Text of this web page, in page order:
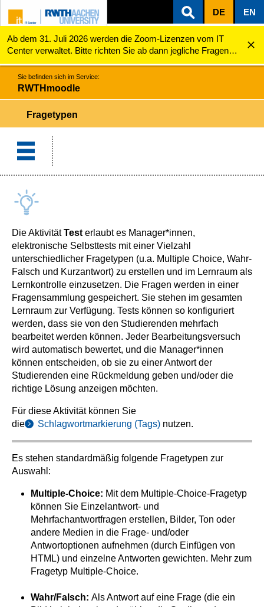
ZUM INHALTSBEREICH
ZUR HAUPTNAVIGATION
ZUR SUCHE
DE EN
Ab dem 31. Juli 2026 werden die Zoom-Lizenzen vom IT
Center verwaltet. Bitte richten Sie ab dann jegliche Fragen
zu den Zoom-Lizenzen (z.B. Probleme mit dem Login) an
servicedesk@itc.rwth-aachen.de.
RWTHmoodle Fragetypen
Sie befinden sich im Service:
RWTHmoodle
Fragetypen
Die AktivitätTest erlaubt es Manager*innen,
elektronische Selbsttests mit einer Vielzahl
unterschiedlicher Fragetypen (u.a. Multiple Choice, Wahr-
Falsch und Kurzantwort) zu erstellen und im Lernraum als
Lernkontrolle einzusetzen. Die Fragen werden in einer
Fragensammlung gespeichert. Sie stehen im gesamten
Lernraum zur Verfügung. Tests können so konfiguriert
werden, dass sie von den Studierenden mehrfach
bearbeitet werden können. Jeder Bearbeitungsversuch
wird automatisch bewertet, und die Manager*innen
können entscheiden, ob sie zu einer Antwort der
Studierenden eine Rückmeldung geben und/oder die
richtige Lösung anzeigen möchten.
Für diese Aktivität können Sie
die
Schlagwortmarkierung (Tags) nutzen.
Es stehen standardmäßig folgende Fragetypen zur
Auswahl:
Multiple-Choice: Mit dem Multiple-Choice-Fragetyp
können Sie Einzelantwort- und
Mehrfachantwortfragen erstellen, Bilder, Ton oder
andere Medien in die Frage- und/oder
Antwortoptionen aufnehmen (durch Einfügen von
HTML) und einzelne Antworten gewichten. Mehr zum
Fragetyp Multiple-Choice.
Wahr/Falsch: Als Antwort auf eine Frage (die ein